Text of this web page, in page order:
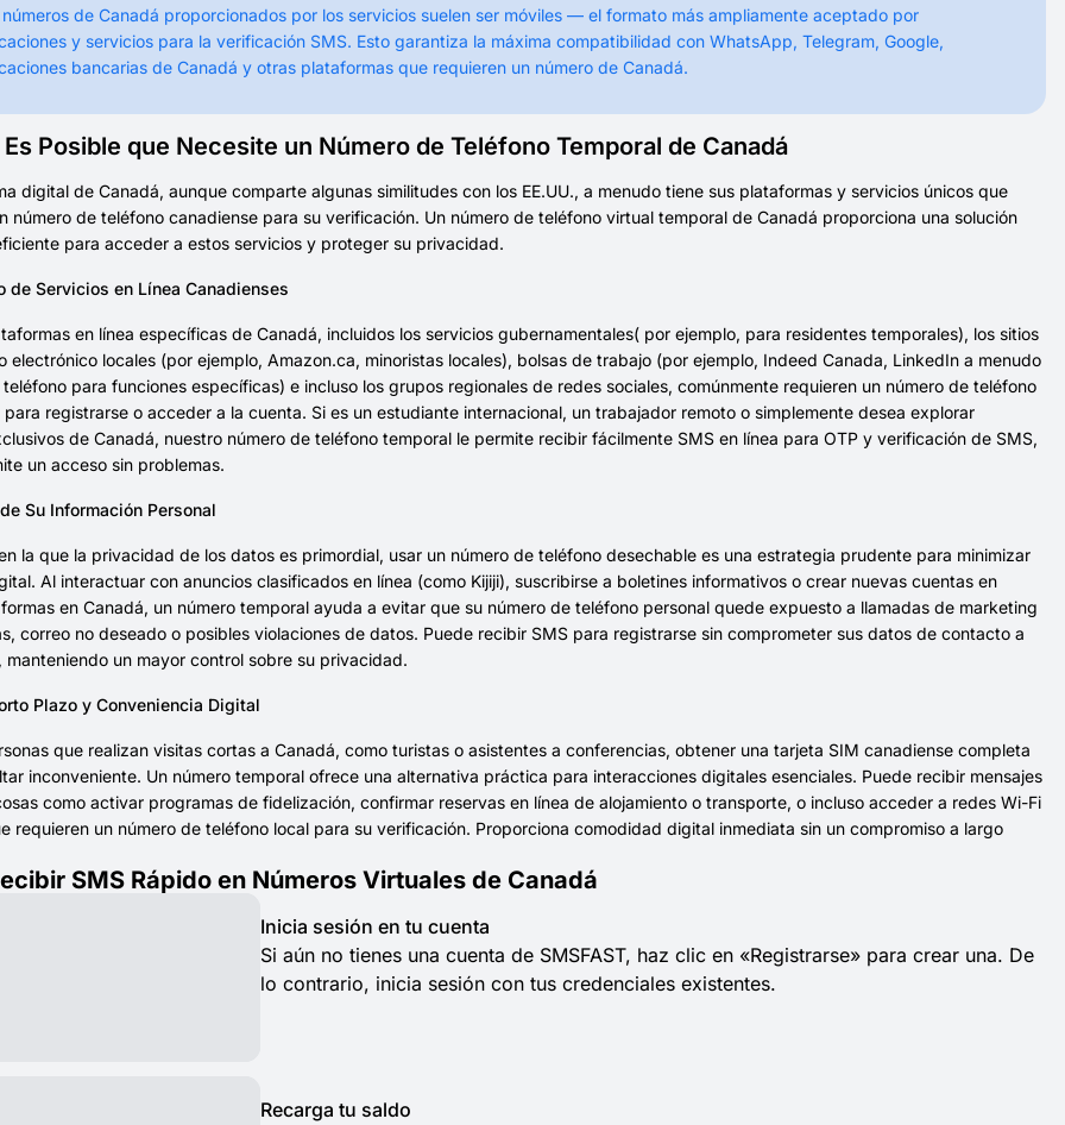
de Canadá proporcionados por los servicios suelen ser móviles — el formato más ampliamente aceptado por
y servicios para la verificación SMS. Esto garantiza la máxima compatibilidad con WhatsApp, Telegram, Google,
bancarias de Canadá y otras plataformas que requieren un número de Canadá.
Posible que Necesite un Número de Teléfono Temporal de Canadá
digital de Canadá, aunque comparte algunas similitudes con los EE.UU., a menudo tiene sus plataformas y servicios únicos que
número de teléfono canadiense para su verificación. Un número de teléfono virtual temporal de Canadá proporciona una solución
para acceder a estos servicios y proteger su privacidad.
de Servicios en Línea Canadienses
en línea específicas de Canadá, incluidos los servicios gubernamentales( por ejemplo, para residentes temporales), los sitios
electrónico locales (por ejemplo, Amazon.ca, minoristas locales), bolsas de trabajo (por ejemplo, Indeed Canada, LinkedIn a menudo
para funciones específicas) e incluso los grupos regionales de redes sociales, comúnmente requieren un número de teléfono
para registrarse o acceder a la cuenta. Si es un estudiante internacional, un trabajador remoto o simplemente desea explorar
de Canadá, nuestro número de teléfono temporal le permite recibir fácilmente SMS en línea para OTP y verificación de SMS,
un acceso sin problemas.
Su Información Personal
la que la privacidad de los datos es primordial, usar un número de teléfono desechable es una estrategia prudente para minimizar
Al interactuar con anuncios clasificados en línea (como Kijiji), suscribirse a boletines informativos o crear nuevas cuentas en
en Canadá, un número temporal ayuda a evitar que su número de teléfono personal quede expuesto a llamadas de marketing
correo no deseado o posibles violaciones de datos. Puede recibir SMS para registrarse sin comprometer sus datos de contacto a
manteniendo un mayor control sobre su privacidad.
Plazo y Conveniencia Digital
que realizan visitas cortas a Canadá, como turistas o asistentes a conferencias, obtener una tarjeta SIM canadiense completa
inconveniente. Un número temporal ofrece una alternativa práctica para interacciones digitales esenciales. Puede recibir mensajes
como activar programas de fidelización, confirmar reservas en línea de alojamiento o transporte, o incluso acceder a redes Wi-Fi
requieren un número de teléfono local para su verificación. Proporciona comodidad digital inmediata sin un compromiso a largo
SMS Rápido en Números Virtuales de Canadá
Inicia sesión en tu cuenta
Si aún no tienes una cuenta de SMSFAST, haz clic en «Registrarse» para crear una. De
lo contrario, inicia sesión con tus credenciales existentes.
Recarga tu saldo